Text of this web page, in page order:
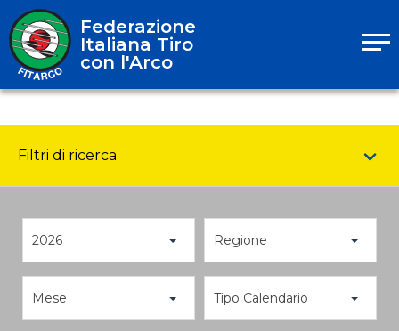
Federazione
Italiana Tiro
con l'Arco
Filtri di ricerca
2026 Regione
Mese Tipo Calendario